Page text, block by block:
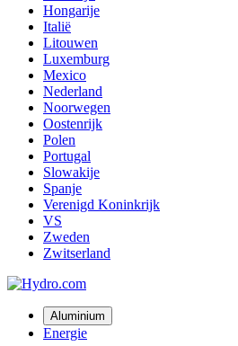
Hongarije
Italië
Litouwen
Luxemburg
Mexico
Nederland
Noorwegen
Oostenrijk
Polen
Portugal
Slowakije
Spanje
Verenigd Koninkrijk
VS
Zweden
Zwitserland
Aluminium
Energie